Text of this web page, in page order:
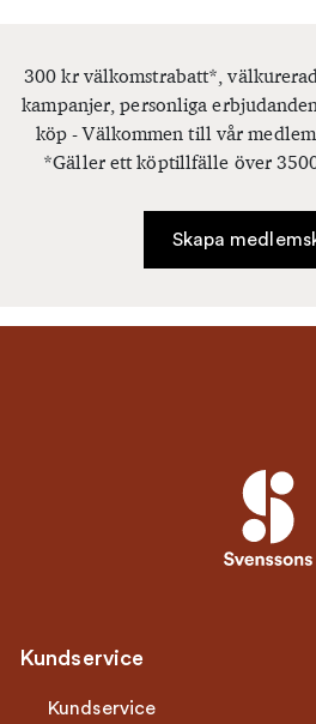
300 kr välkomstrabatt*,
kampanjer, personliga
köp - Välkommen till vår
*Gäller ett köptillfälle över
Skapa
Kundservice
Kundservice